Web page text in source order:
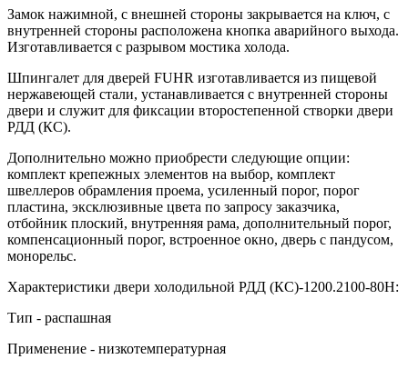
Замок нажимной, с внешней стороны закрывается на ключ, с
внутренней стороны расположена кнопка аварийного выхода.
Изготавливается с разрывом мостика холода.
Шпингалет для дверей FUHR изготавливается из пищевой
нержавеющей стали, устанавливается с внутренней стороны
двери и служит для фиксации второстепенной створки двери
РДД (КС).
Дополнительно можно приобрести следующие опции:
комплект крепежных элементов на выбор, комплект
швеллеров обрамления проема, усиленный порог, порог
пластина, эксклюзивные цвета по запросу заказчика,
отбойник плоский, внутренняя рама, дополнительный порог,
компенсационный порог, встроенное окно, дверь с пандусом,
монорельс.
Характеристики двери холодильной РДД (КС)-1200.2100-80Н:
Тип - распашная
Применение - низкотемпературная